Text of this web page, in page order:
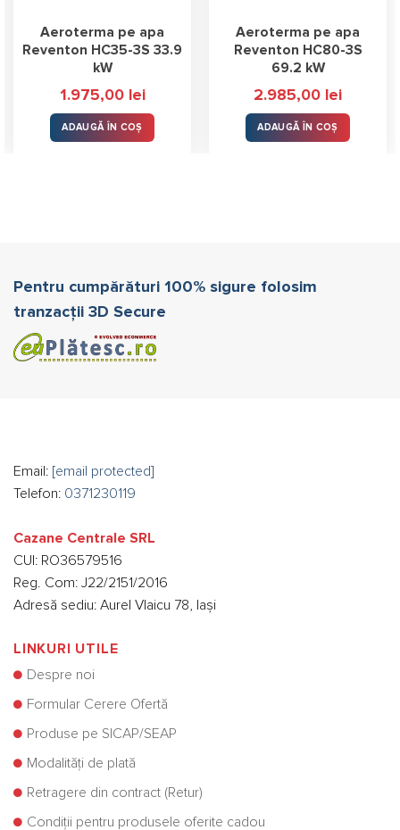
Aeroterma pe apa
Reventon HC35-3S 33.9
kW
1.975,00 lei
ADAUGĂ ÎN COȘ
Aeroterma pe apa
Reventon HC80-3S
69.2 kW
2.985,00 lei
ADAUGĂ ÎN COȘ
Pentru cumpărături 100% sigure folosim
tranzacții 3D Secure
Email: [email protected]
Telefon: 0371230119
Cazane Centrale SRL
CUI: RO36579516
Reg. Com: J22/2151/2016
Adresă sediu: Aurel Vlaicu 78, Iași
LINKURI UTILE
Despre noi
Formular Cerere Ofertă
Produse pe SICAP/SEAP
Modalități de plată
Retragere din contract (Retur)
Condiții pentru produsele oferite cadou